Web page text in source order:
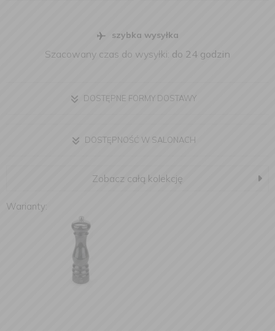
szybka wysyłka
Szacowany czas do wysyłki: do 24 godzin
DOSTĘPNE FORMY DOSTAWY
DOSTĘPNOŚĆ W SALONACH
Zobacz całą kolekcję
Warianty: